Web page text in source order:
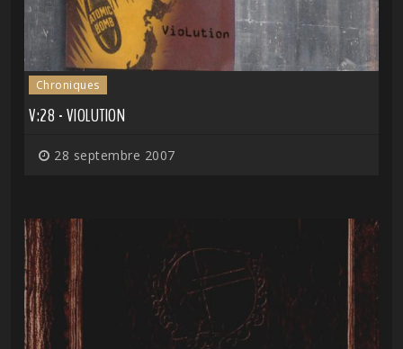
Chroniques
V:28 - VIOLUTION
28 septembre 2007